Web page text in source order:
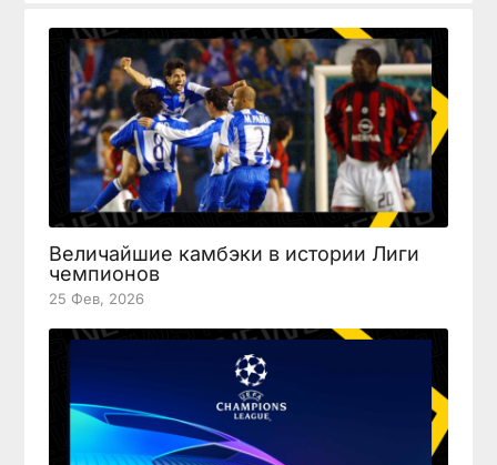
Величайшие камбэки в истории Лиги
чемпионов
25 Фев, 2026